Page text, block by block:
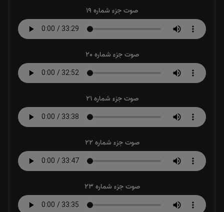
صوت جزء شماره 19
صوت جزء شماره 20
صوت جزء شماره 21
صوت جزء شماره 22
صوت جزء شماره 23